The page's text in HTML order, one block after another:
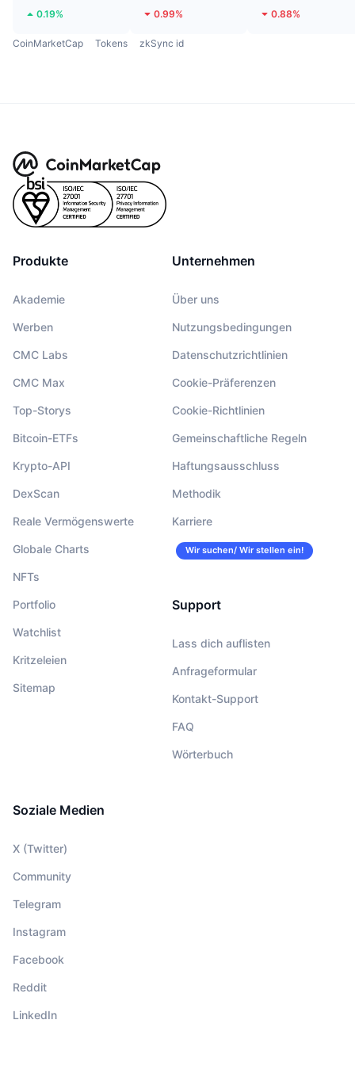
0.19% 0.99% 0.88%
CoinMarketCap Tokens zkSync id
Produkte
Akademie
Werben
CMC Labs
CMC Max
Top-Storys
Bitcoin-ETFs
Krypto-API
DexScan
Reale Vermögenswerte
Globale Charts
NFTs
Portfolio
Watchlist
Kritzeleien
Sitemap
Unternehmen
Über uns
Nutzungsbedingungen
Datenschutzrichtlinien
Cookie-Präferenzen
Cookie-Richtlinien
Gemeinschaftliche Regeln
Haftungsausschluss
Methodik
Karriere
Wir suchen/ Wir stellen ein!
Support
Lass dich auflisten
Anfrageformular
Kontakt-Support
FAQ
Wörterbuch
Soziale Medien
X (Twitter)
Community
Telegram
Instagram
Facebook
Reddit
LinkedIn